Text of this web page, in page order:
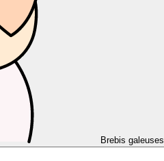
Brebis galeuses